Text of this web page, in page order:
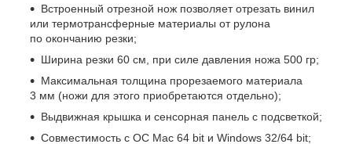
Встроенный отрезной нож позволяет отрезать винил
или термотрансферные материалы от рулона
по окончанию резки;
Ширина резки 60 см, при силе давления ножа 500 гр;
Максимальная толщина прорезаемого материала
3 мм (ножи для этого приобретаются отдельно);
Выдвижная крышка и сенсорная панель с подсветкой;
Совместимость с ОС Mac 64 bit и Windows 32/64 bit;